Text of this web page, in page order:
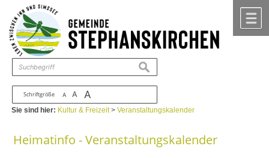
Zum Inhalt ,zur Navigation
Schriftgröße A A A
suchen
Sie sind hier: Kultur & Freizeit>Veranstaltungskalender
Heimatinfo - Veranstaltungskalender